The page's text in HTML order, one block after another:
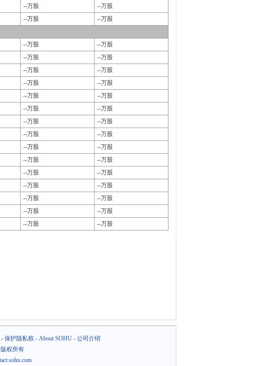
--万股
--万股
--万股
--万股
--万股
--万股
--万股
--万股
--万股
--万股
--万股
--万股
--万股
--万股
--万股
--万股
--万股
--万股
--万股
--万股
--万股
--万股
--万股
--万股
--万股
--万股
--万股
--万股
--万股
--万股
--万股
--万股
--万股 --万股
保护隐私权 - About SOHU- 公司介绍
版权所有